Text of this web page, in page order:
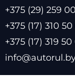
+375 (29) 259
+375 (17) 310 50
+375 (17) 319